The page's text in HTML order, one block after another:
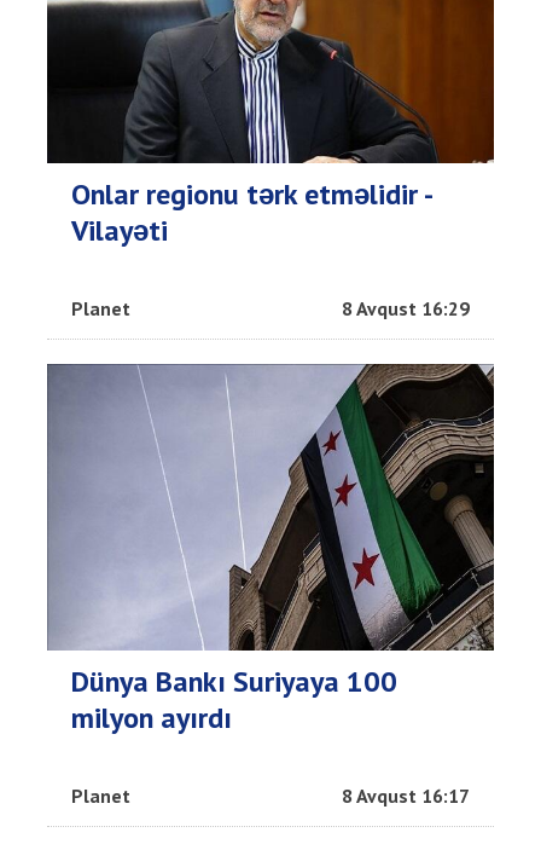
Onlar regionu tərk etməlidir -
Vilayəti
Planet 8 Avqust 16:29
Dünya Bankı Suriyaya 100
milyon ayırdı
Planet 8 Avqust 16:17